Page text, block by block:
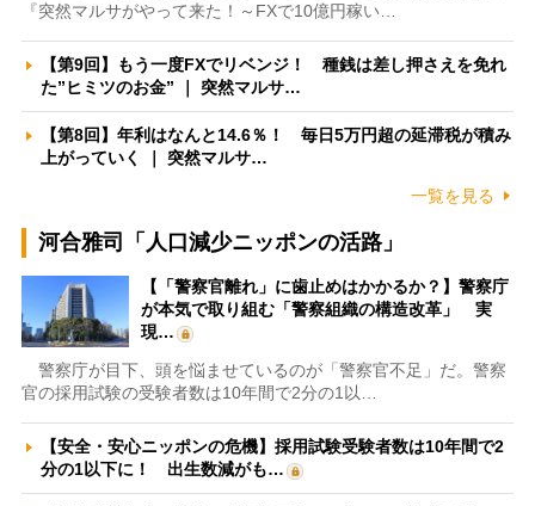
『突然マルサがやって来た！～FXで10億円稼い…
【第9回】もう一度FXでリベンジ！ 種銭は差し押さえを免れ
た”ヒミツのお金” ｜ 突然マルサ…
【第8回】年利はなんと14.6％！ 毎日5万円超の延滞税が積み
上がっていく ｜ 突然マルサ…
一覧を見る
河合雅司「人口減少ニッポンの活路」
【「警察官離れ」に歯止めはかかるか？】警察庁
が本気で取り組む「警察組織の構造改革」 実
現…
警察庁が目下、頭を悩ませているのが「警察官不足」だ。警察
官の採用試験の受験者数は10年間で2分の1以…
【安全・安心ニッポンの危機】採用試験受験者数は10年間で2
分の1以下に！ 出生数減がも…